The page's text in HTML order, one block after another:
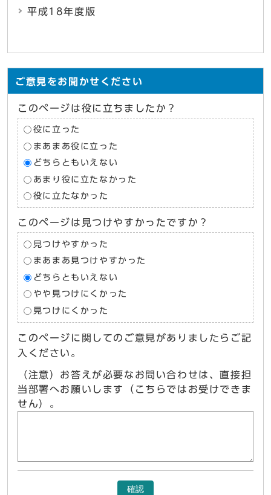
平成18年度版
ご意見をお聞かせください
このページは役に立ちましたか？
役に立った
まあまあ役に立った
どちらともいえない
あまり役に立たなかった
役に立たなかった
このページは見つけやすかったですか？
見つけやすかった
まあまあ見つけやすかった
どちらともいえない
やや見つけにくかった
見つけにくかった
このページに関してのご意見がありましたらご記
入ください。
（注意）お答えが必要なお問い合わせは、直接担
当部署へお願いします（こちらではお受けできま
せん）。
確認